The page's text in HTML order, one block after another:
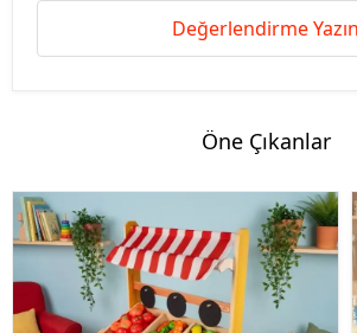
Değerlendirme Yazın
Öne Çıkanlar